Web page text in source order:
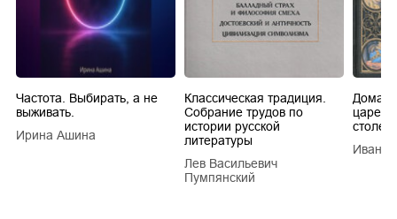
Частота. Выбирать, а не
выживать.
Ирина Ашина
Классическая традиция.
Собрание трудов по
истории русской
литературы
Лев Васильевич
Пумпянский
царей
Иван